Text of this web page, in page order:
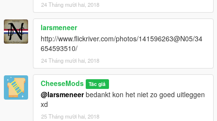
24 Tháng mười hai, 2018
larsmeneer
http://www.flickriver.com/photos/141596263@N05/34
654593510/
24 Tháng mười hai, 2018
CheeseMods Tác giả
@larsmeneerbedankt kon het niet zo goed uitleggen
xd
25 Tháng mười hai, 2018